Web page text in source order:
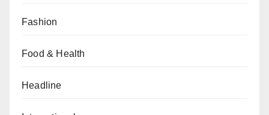
Fashion
Food & Health
Headline